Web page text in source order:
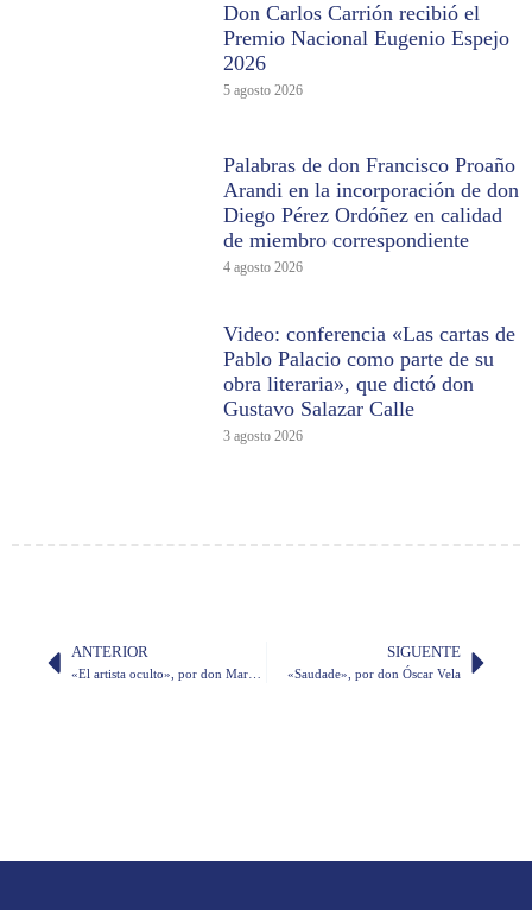
Don Carlos Carrión recibió el
Premio Nacional Eugenio Espejo
2026
5 agosto 2026
Palabras de don Francisco Proaño
Arandi en la incorporación de don
Diego Pérez Ordóñez en calidad
de miembro correspondiente
4 agosto 2026
Video: conferencia «Las cartas de
Pablo Palacio como parte de su
obra literaria», que dictó don
Gustavo Salazar Calle
3 agosto 2026
ANTERIOR SIGUENTE
«Saudade», por don Óscar Vela